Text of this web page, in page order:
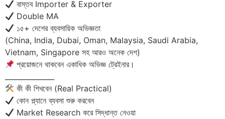
বাস্তব Importer & Exporter
Double MA
১৫+ দেশের ব্যবসায়িক অভিজ্ঞতা
(China, India, Dubai, Oman, Malaysia, Saudi Arabia,
Vietnam, Singapore সহ আরও অনেক দেশ)
প্রয়োজনে থাকবেন একাধিক অভিজ্ঞ ট্রেইনার।
কী কী শিখবেন (Real Practical)
কোন প্ল্যানে ব্যবসা শুরু করবেন
Market Research করে সিদ্ধান্ত নেওয়া